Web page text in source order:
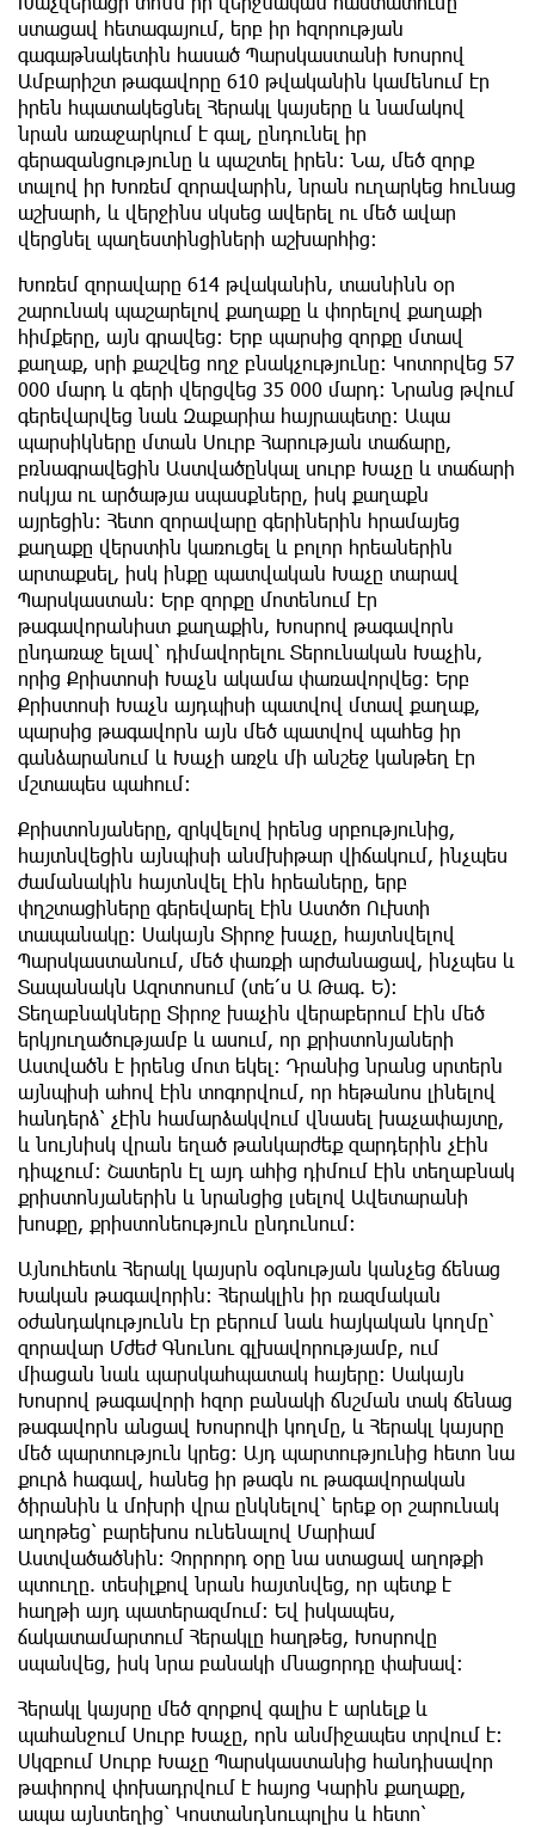
ստացավ հետագայում, երբ իր հզորության
գագաթնակետին հասած Պարսկաստանի Խոսրով
Ամբարիշտ թագավորը 610 թվականին կամենում էր
իրեն հպատակեցնել Հերակլ կայսերը և նամակով
նրան առաջարկում է գալ, ընդունել իր
գերազանցությունը և պաշտել իրեն: Նա, մեծ զորք
տալով իր Խոռեմ զորավարին, նրան ուղարկեց հունաց
աշխարհ, և վերջինս սկսեց ավերել ու մեծ ավար
վերցնել պաղեստինցիների աշխարհից:
Խոռեմ զորավարը 614 թվականին, տասնինն օր
շարունակ պաշարելով քաղաքը և փորելով քաղաքի
հիմքերը, այն գրավեց: Երբ պարսից զորքը մտավ
քաղաք, սրի քաշվեց ողջ բնակչությունը: Կոտորվեց 57
000 մարդ և գերի վերցվեց 35 000 մարդ: Նրանց թվում
գերեվարվեց նաև Զաքարիա հայրապետը: Ապա
պարսիկները մտան Սուրբ Հարության տաճարը,
բռնագրավեցին Աստվածընկալ սուրբ Խաչը և տաճարի
ոսկյա ու արծաթյա սպասքները, իսկ քաղաքն
այրեցին: Հետո զորավարը գերիներին հրամայեց
քաղաքը վերստին կառուցել և բոլոր հրեաներին
արտաքսել, իսկ ինքը պատվական Խաչը տարավ
Պարսկաստան: Երբ զորքը մոտենում էր
թագավորանիստ քաղաքին, Խոսրով թագավորն
ընդառաջ ելավ՝ դիմավորելու Տերունական Խաչին,
որից Քրիստոսի Խաչն ակամա փառավորվեց: Երբ
Քրիստոսի Խաչն այդպիսի պատվով մտավ քաղաք,
պարսից թագավորն այն մեծ պատվով պահեց իր
գանձարանում և Խաչի առջև մի անշեջ կանթեղ էր
մշտապես պահում:
Քրիստոնյաները, զրկվելով իրենց սրբությունից,
հայտնվեցին այնպիսի անմխիթար վիճակում, ինչպես
ժամանակին հայտնվել էին հրեաները, երբ
փղշտացիները գերեվարել էին Աստծո Ուխտի
տապանակը: Սակայն Տիրոջ խաչը, հայտնվելով
Պարսկաստանում, մեծ փառքի արժանացավ, ինչպես և
Տապանակն Ազոտոսում (տե՛ս Ա Թագ. Ե):
Տեղաբնակները Տիրոջ խաչին վերաբերում էին մեծ
երկյուղածությամբ և ասում, որ քրիստոնյաների
Աստվածն է իրենց մոտ եկել: Դրանից նրանց սրտերն
այնպիսի ահով էին տոգորվում, որ հեթանոս լինելով
հանդերձ՝ չէին համարձակվում վնասել խաչափայտը,
և նույնիսկ վրան եղած թանկարժեք զարդերին չէին
դիպչում: Շատերն էլ այդ ահից դիմում էին տեղաբնակ
քրիստոնյաներին և նրանցից լսելով Ավետարանի
խոսքը, քրիստոնեություն ընդունում:
Այնուհետև Հերակլ կայսրն օգնության կանչեց ճենաց
Խական թագավորին: Հերակլին իր ռազմական
օժանդակությունն էր բերում նաև հայկական կողմը՝
զորավար Մժեժ Գնունու գլխավորությամբ, ում
միացան նաև պարսկահպատակ հայերը: Սակայն
Խոսրով թագավորի հզոր բանակի ճնշման տակ ճենաց
թագավորն անցավ Խոսրովի կողմը, և Հերակլ կայսրը
մեծ պարտություն կրեց: Այդ պարտությունից հետո նա
քուրձ հագավ, հանեց իր թագն ու թագավորական
ծիրանին և մոխրի վրա ընկնելով՝ երեք օր շարունակ
աղոթեց՝ բարեխոս ունենալով Մարիամ
Աստվածածնին: Չորրորդ օրը նա ստացավ աղոթքի
պտուղը. տեսիլքով նրան հայտնվեց, որ պետք է
հաղթի այդ պատերազմում: Եվ իսկապես,
ճակատամարտում Հերակլը հաղթեց, Խոսրովը
սպանվեց, իսկ նրա բանակի մնացորդը փախավ:
Հերակլ կայսրը մեծ զորքով գալիս է արևելք և
պահանջում Սուրբ Խաչը, որն անմիջապես տրվում է:
Սկզբում Սուրբ Խաչը Պարսկաստանից հանդիսավոր
թափորով փոխադրվում է հայոց Կարին քաղաքը,
ապա այնտեղից՝ Կոստանդնուպոլիս և հետո՝